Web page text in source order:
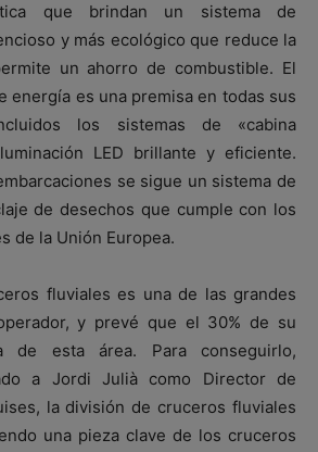
que brindan un sistema de
y más ecológico que reduce la
un ahorro de combustible. El
energía es una premisa en todas sus
los sistemas de «cabina
LED brillante y eficiente.
se sigue un sistema de
de desechos que cumple con los
de la Unión Europea.
fluviales es una de las grandes
y prevé que el 30% de su
de esta área. Para conseguirlo,
a Jordi Julià como Director de
la división de cruceros fluviales
una pieza clave de los cruceros